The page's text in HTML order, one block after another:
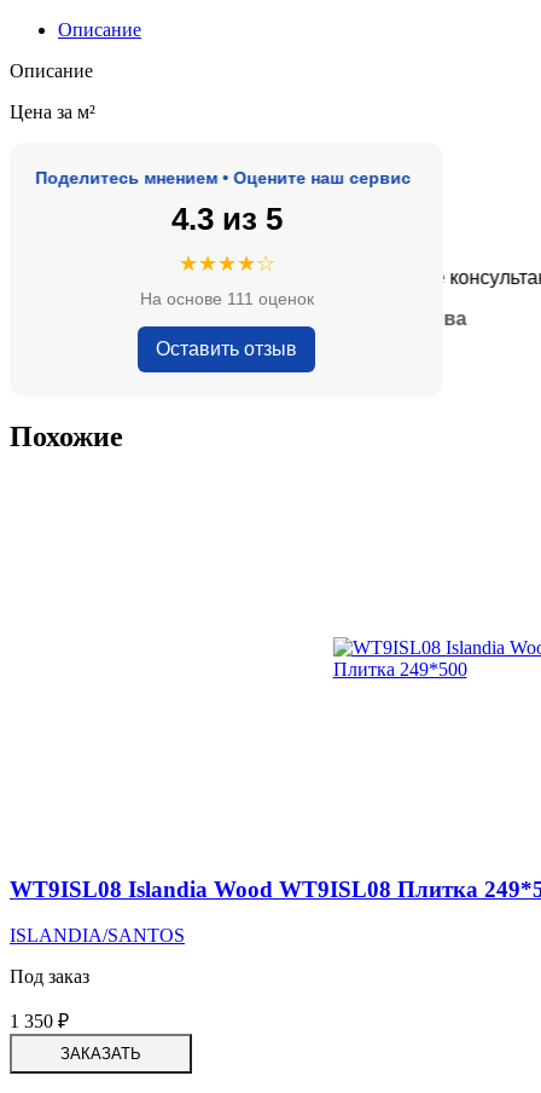
Описание
Описание
Цена за м²
мнением • Оцените наш сервис
4.3 из 5
★★★★☆
На основе 111 оценок
Оставить отзыв
адекватные цены.
★★★★★
Очень приятные консультанты
Похожие
WT9ISL08 Islandia Wood WT9ISL08 Плитка
ISLANDIA/SANTOS
Под заказ
1 350 ₽
ЗАКАЗАТЬ